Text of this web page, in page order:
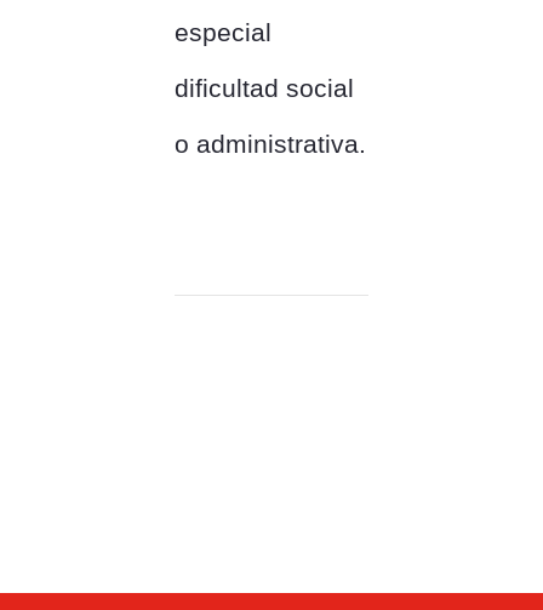
especial
dificultad social
o administrativa.